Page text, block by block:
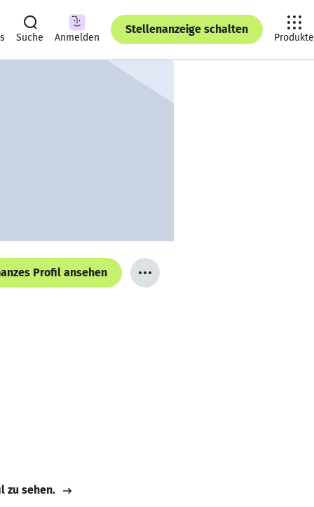
Suche Anmelden
Stellenanzeige schalten
Produkte
Profil ansehen
zu sehen.